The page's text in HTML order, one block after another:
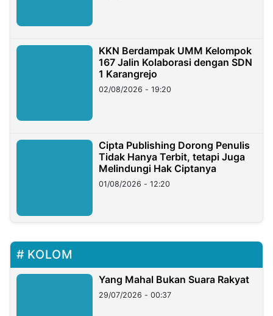
KKN Berdampak UMM Kelompok
167 Jalin Kolaborasi dengan SDN
1 Karangrejo
02/08/2026 - 19:20
Cipta Publishing Dorong Penulis
Tidak Hanya Terbit, tetapi Juga
Melindungi Hak Ciptanya
01/08/2026 - 12:20
KOLOM
Yang Mahal Bukan Suara Rakyat
29/07/2026 - 00:37